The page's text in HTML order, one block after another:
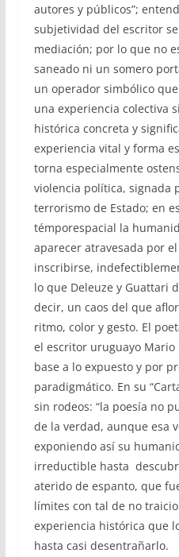
autores y públicos”;
subjetividad del escritor
mediación; por lo que no
saneado ni un somero
un operador simbólico
una experiencia colectiva
histórica concreta y
experiencia vital y forma
torna especialmente
violencia política, signada
terrorismo de Estado; en
témporespacial la
aparecer atravesada por el
inscribirse,
lo que Deleuze y Guattari
decir, un caos del que
ritmo, color y gesto. El
el escritor uruguayo
base a lo expuesto y por
paradigmático. En su
sin rodeos: “la poesía no
de la verdad, aunque esa
exponiendo así su
irreductible hasta
aterido de espanto, que
límites con tal de no
experiencia histórica que
hasta casi desentrañarlo.